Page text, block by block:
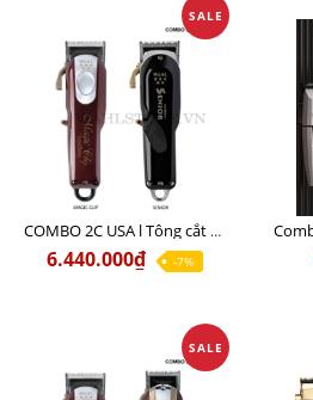
SALE
COMBO 2C USA l Tông cắt Senior + Tông cắt Magic clip
6.440.000₫ -7%
SALE